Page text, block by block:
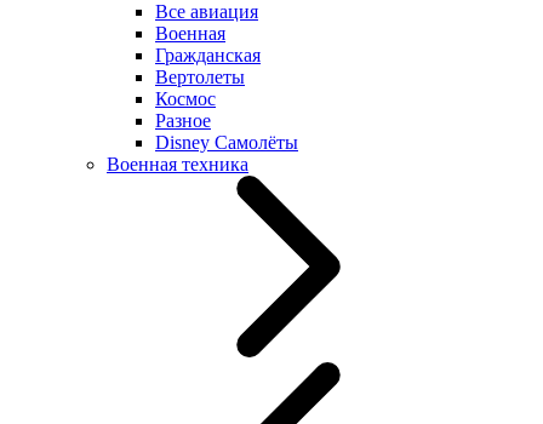
Все авиация
Военная
Гражданская
Вертолеты
Космос
Разное
Disney Самолёты
Военная техника